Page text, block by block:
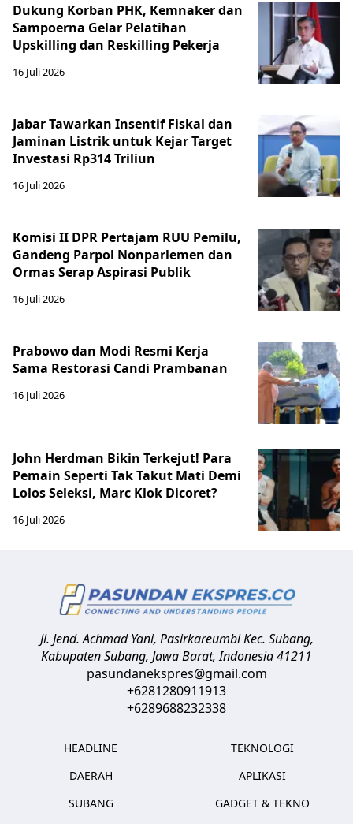
Dukung Korban PHK, Kemnaker dan
Sampoerna Gelar Pelatihan
Upskilling dan Reskilling Pekerja
16 Juli 2026
Jabar Tawarkan Insentif Fiskal dan
Jaminan Listrik untuk Kejar Target
Investasi Rp314 Triliun
16 Juli 2026
Komisi II DPR Pertajam RUU Pemilu,
Gandeng Parpol Nonparlemen dan
Ormas Serap Aspirasi Publik
16 Juli 2026
Prabowo dan Modi Resmi Kerja
Sama Restorasi Candi Prambanan
16 Juli 2026
John Herdman Bikin Terkejut! Para
Pemain Seperti Tak Takut Mati Demi
Lolos Seleksi, Marc Klok Dicoret?
16 Juli 2026
Jl. Jend. Achmad Yani, Pasirkareumbi Kec. Subang,
Kabupaten Subang, Jawa Barat,Indonesia41211
pasundanekspres@gmail.com
+6281280911913
+6289688232338
HEADLINE
DAERAH
SUBANG
TEKNOLOGI
APLIKASI
GADGET & TEKNO